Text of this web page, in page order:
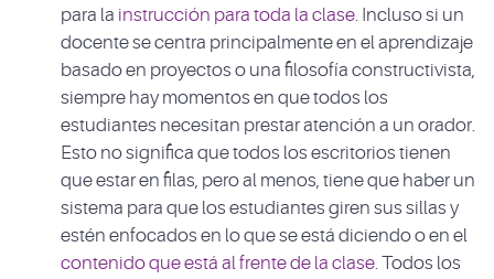
para la instrucción para toda la clase. Incluso si un
docente se centra principalmente en el aprendizaje
basado en proyectos o una filosofía constructivista,
siempre hay momentos en que todos los
estudiantes necesitan prestar atención a un orador.
Esto no significa que todos los escritorios tienen
que estar en filas, pero al menos, tiene que haber un
sistema para que los estudiantes giren sus sillas y
estén enfocados en lo que se está diciendo o en el
contenido que está al frente de la clase. Todos los